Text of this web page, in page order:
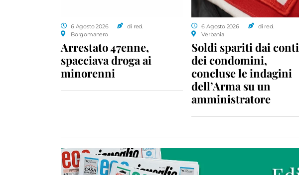
6 Agosto 2026
di red.
Borgomanero
Arrestato 47enne,
spacciava droga ai
minorenni
6 Agosto 2026
di red.
Verbania
Soldi spariti dai conti
dei condomini,
concluse le indagini
dell’Arma su un
amministratore